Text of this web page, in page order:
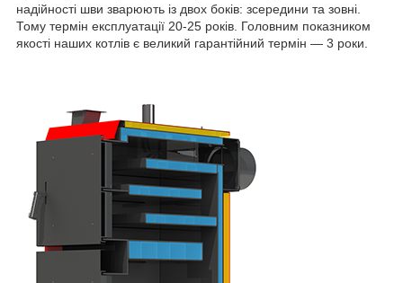
надійності шви зварюють із двох боків: зсередини та зовні.
Тому термін експлуатації 20-25 років. Головним показником
якості наших котлів є великий гарантійний термін — 3 роки.